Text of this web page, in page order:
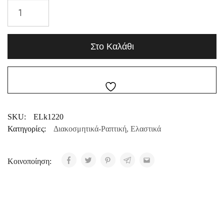
Στο Καλάθι
SKU:
ELk1220
Κατηγορίες:
Διακοσμητικά-Ραπτική, Ελαστικά
Κοινοποίηση: